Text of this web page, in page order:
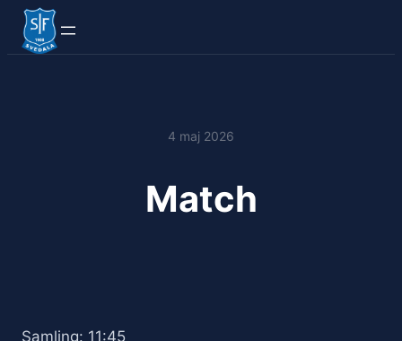
4 maj 2026
Match
Samling: 11:45